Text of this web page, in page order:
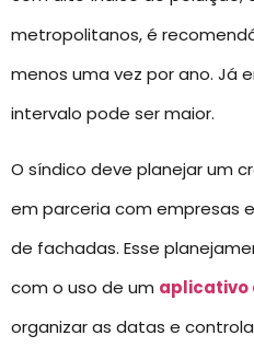
metropolitanos, é
menos uma vez por ano. Já
intervalo pode ser maior.
O síndico deve planejar um
em parceria com empresas
de fachadas. Esse
com o uso de um aplicativo
organizar as datas e